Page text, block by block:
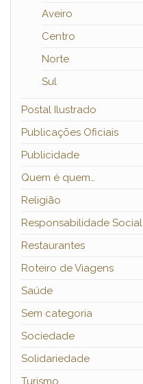
Aveiro
Centro
Norte
Sul
Postal Ilustrado
Publicações Oficiais
Publicidade
Quem é quem…
Religião
Responsabilidade Social
Restaurantes
Roteiro de Viagens
Saúde
Sem categoria
Sociedade
Solidariedade
Turismo